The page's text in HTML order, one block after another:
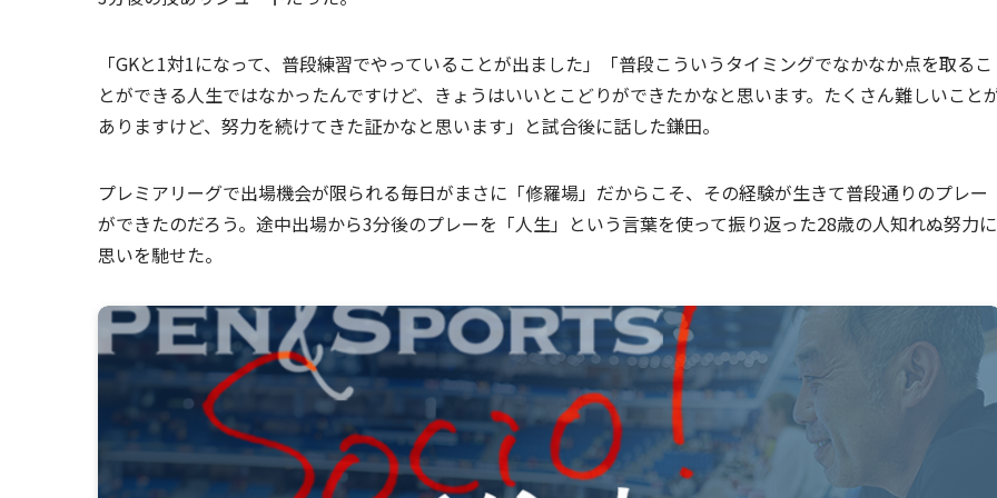
「GKと1対1になって、普段練習でやっていることが出ました」「普段こういうタイミングでなかなか点を取るこ
とができる人生ではなかったんですけど、きょうはいいとこどりができたかなと思います。たくさん難しいこと
ありますけど、努力を続けてきた証かなと思います」と試合後に話した鎌田。
プレミアリーグで出場機会が限られる毎日がまさに「修羅場」だからこそ、その経験が生きて普段通りのプレー
ができたのだろう。途中出場から3分後のプレーを「人生」という言葉を使って振り返った28歳の人知れぬ努力に
思いを馳せた。